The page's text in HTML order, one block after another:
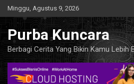
Skip
to
content
Minggu, Agustus 9, 2026
Purba Kuncara
Berbagi Cerita Yang Bikin Kamu Lebih